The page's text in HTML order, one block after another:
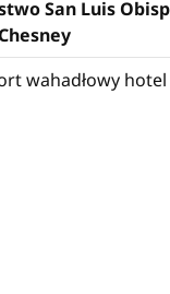
San Luis
wahadłowy